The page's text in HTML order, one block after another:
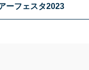
ーフェスタ2023